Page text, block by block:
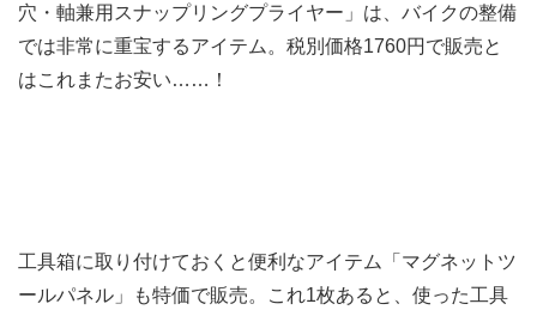
穴・軸兼用スナップリングプライヤー」は、バイクの整備
では非常に重宝するアイテム。税別価格1760円で販売と
はこれまたお安い……！
工具箱に取り付けておくと便利なアイテム「マグネットツ
ールパネル」も特価で販売。これ1枚あると、使った工具